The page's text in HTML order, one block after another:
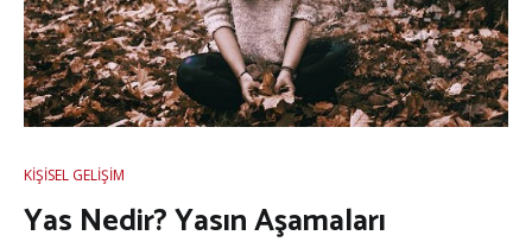
KIŞISEL GELIŞIM
Yas Nedir? Yasın Aşamaları